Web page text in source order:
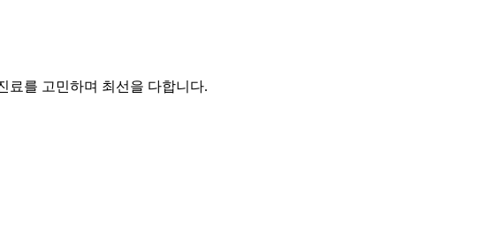
료를 고민하며 최선을 다합니다.